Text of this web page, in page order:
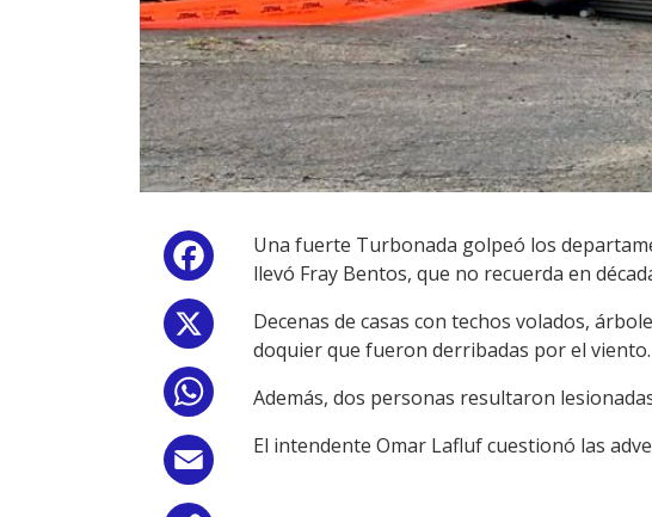
Facebook
WhatsApp
Una fuerte Turbonada golpeó los
llevó Fray Bentos, que no recuerda en
Decenas de casas con techos volados,
doquier que fueron derribadas por el viento.
Además, dos personas resultaron
El intendente Omar Lafluf cuestionó las